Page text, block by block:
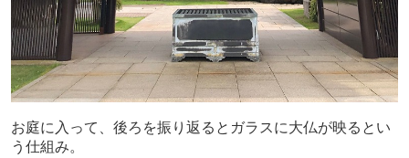
お庭に入って、後ろを振り返るとガラスに大仏が映るとい
う仕組み。